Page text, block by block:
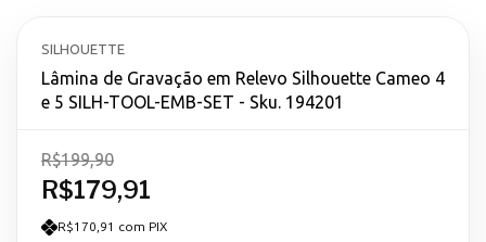
SILHOUETTE
Lâmina de Gravação em Relevo Silhouette Cameo 4
e 5 SILH-TOOL-EMB-SET - Sku. 194201
R$179,91
R$199,90
R$170,91 com PIX